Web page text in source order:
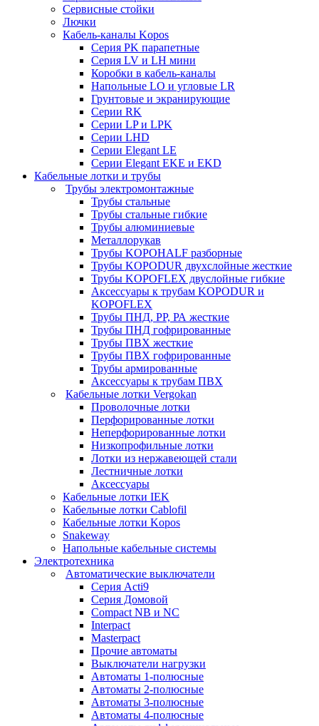
Сервисные стойки
Лючки
Кабель-каналы Kopos
Серия PK парапетные
Серия LV и LH мини
Коробки в кабель-каналы
Напольные LO и угловые LR
Грунтовые и экранирующие
Серии RK
Серии LP и LPK
Серии LHD
Серии Elegant LE
Серии Elegant EKE и EKD
Кабельные лотки и трубы
Трубы электромонтажные
Трубы стальные
Трубы стальные гибкие
Трубы алюминиевые
Металлорукав
Трубы KOPOHALF разборные
Трубы KOPODUR двухслойные жесткие
Трубы KOPOFLEX двуслойные гибкие
Аксессуары к трубам KOPODUR и
KOPOFLEX
Трубы ПНД, РР, РА жесткие
Трубы ПНД гофрированные
Трубы ПВХ жесткие
Трубы ПВХ гофрированные
Трубы армированные
Аксессуары к трубам ПВХ
Кабельные лотки Vergokan
Проволочные лотки
Перфорированные лотки
Неперфорированные лотки
Низкопрофильные лотки
Лотки из нержавеющей стали
Лестничные лотки
Аксессуары
Кабельные лотки IEK
Кабельные лотки Cablofil
Кабельные лотки Kopos
Snakeway
Напольные кабельные системы
Электротехника
Автоматические выключатели
Серия Acti9
Серия Домовой
Compact NB и NC
Interpact
Masterpact
Прочие автоматы
Выключатели нагрузки
Автоматы 1-полюсные
Автоматы 2-полюсные
Автоматы 3-полюсные
Автоматы 4-полюсные